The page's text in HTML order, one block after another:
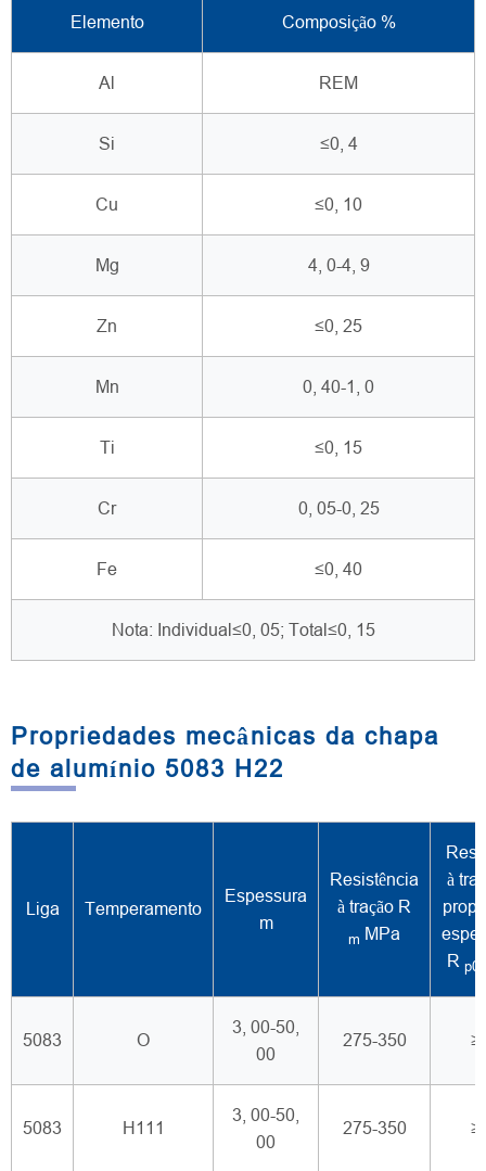
Elemento Composição %
Al REM
Si ≤0, 4
Cu ≤0, 10
Mg 4, 0-4, 9
Zn ≤0, 25
Mn 0, 40-1, 0
Ti ≤0, 15
Cr 0, 05-0, 25
Fe ≤0, 40
Nota: Individual≤0, 05; Total≤0, 15
Propriedades mecânicas da chapa
de alumínio 5083 H22
Liga Temperamento
Espessura
m
Resistência
à tração R
m MPa
à
R p0,
5083 O
3, 00-50,
00
275-350
5083 H111
3, 00-50,
00
275-350